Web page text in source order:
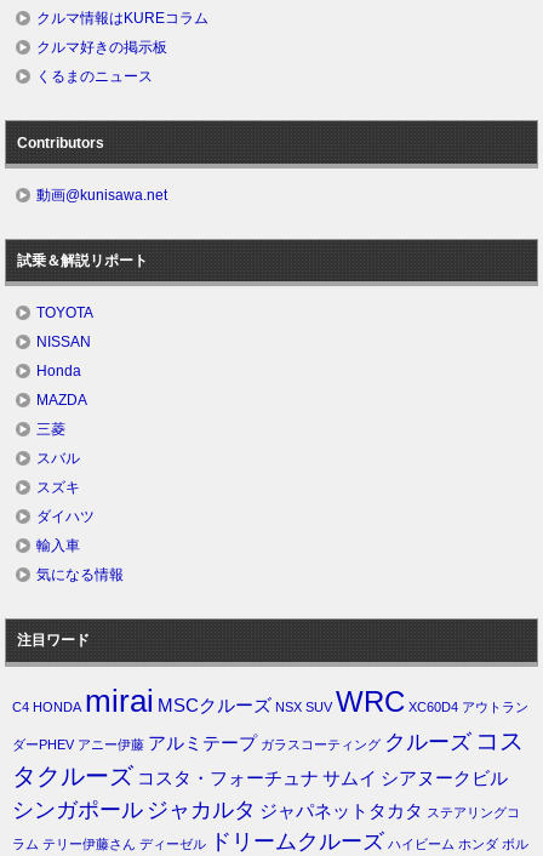
クルマ情報はKUREコラム
クルマ好きの掲示板
くるまのニュース
Contributors
動画@kunisawa.net
試乗＆解説リポート
TOYOTA
NISSAN
Honda
MAZDA
三菱
スバル
スズキ
ダイハツ
輸入車
気になる情報
注目ワード
C4 HONDA mirai MSCクルーズ NSX SUV WRC XC60D4 アウトラン
ダーPHEV アニー伊藤 アルミテープ ガラスコーティング クルーズ コス
タクルーズ コスタ・フォーチュナ サムイ シアヌークビル
シンガポール ジャカルタ ジャパネットタカタ ステアリングコ
ラム テリー伊藤さん ディーゼル ドリームクルーズ ハイビーム ホンダ ボル